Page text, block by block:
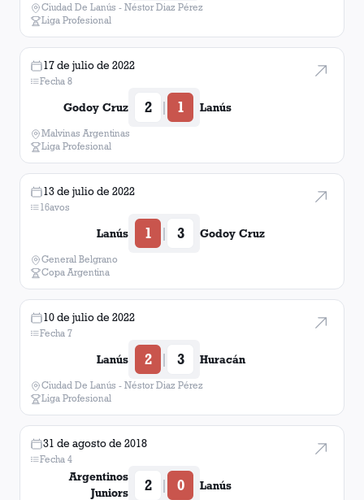
Ciudad De Lanús - Néstor Diaz Pérez
Liga Profesional
17 de julio de 2022
Fecha 8
Godoy Cruz 2 | 1 Lanús
Malvinas Argentinas
Liga Profesional
13 de julio de 2022
16avos
Lanús 1 | 3 Godoy Cruz
General Belgrano
Copa Argentina
10 de julio de 2022
Fecha 7
Lanús 2 | 3 Huracán
Ciudad De Lanús - Néstor Diaz Pérez
Liga Profesional
31 de agosto de 2018
Fecha 4
Argentinos
Juniors
2 | 0 Lanús